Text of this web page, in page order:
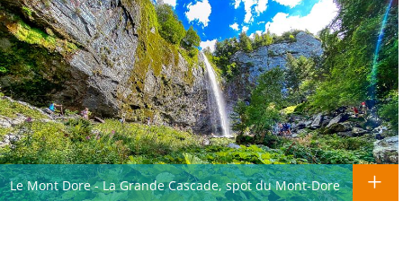
Le Mont Dore - La Grande Cascade, spot du Mont-Dore